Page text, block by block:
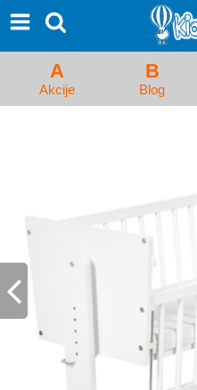
Proizvodi
Početna
Kolica za bebe i dečija kolica
Kadice, noše i adapteri
Hranilice, flašice i cucle
Monitori, Ogradice i tricikli
A
Akcije
B
Blog